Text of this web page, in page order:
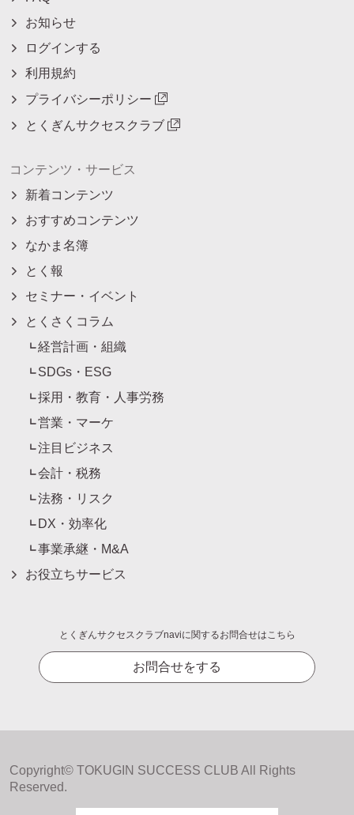
お知らせ
ログインする
利用規約
プライバシーポリシー
とくぎんサクセスクラブ
コンテンツ・サービス
新着コンテンツ
おすすめコンテンツ
なかま名簿
とく報
セミナー・イベント
とくさくコラム
経営計画・組織
SDGs・ESG
採用・教育・人事労務
営業・マーケ
注目ビジネス
会計・税務
法務・リスク
DX・効率化
事業承継・M&A
お役立ちサービス
とくぎんサクセスクラブnaviに関するお問合せはこちら
お問合せをする
Copyright© TOKUGIN SUCCESS CLUB All Rights
Reserved.